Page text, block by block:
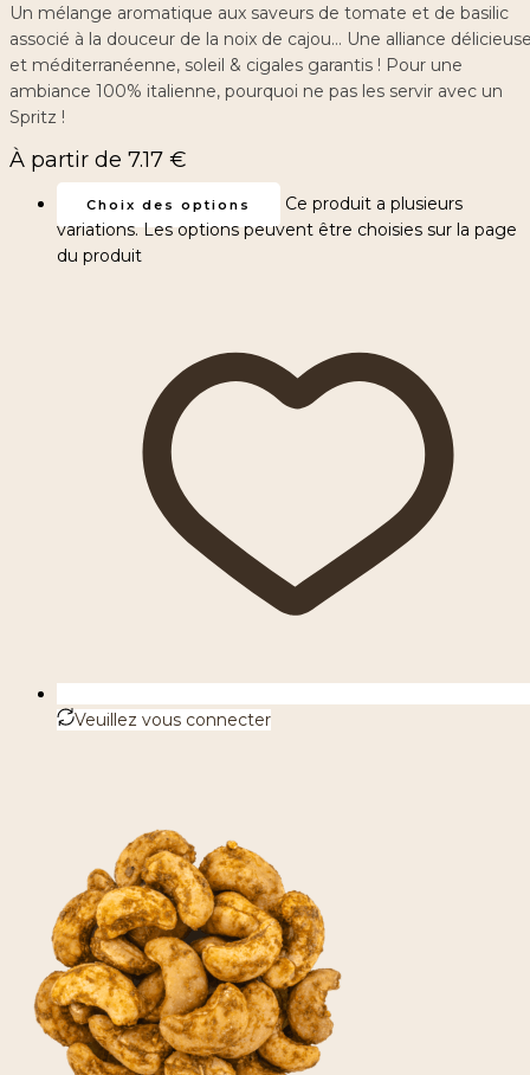
Un mélange aromatique aux saveurs de tomate et de basilic
associé à la douceur de la noix de cajou… Une alliance
et méditerranéenne, soleil & cigales garantis ! Pour une
ambiance 100% italienne, pourquoi ne pas les servir avec un
Spritz !
À partir de 7.17 €
Choix des options
Ce produit a plusieurs
variations. Les options peuvent être choisies sur la page
du produit
Veuillez vous connecter